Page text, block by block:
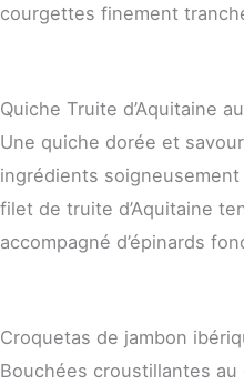
courgettes finement
Quiche Truite d’Aquitaine
Une quiche dorée et
ingrédients soigneusement
filet de truite d’Aquitaine
accompagné d’épinards
Croquetas de jambon
Bouchées croustillantes